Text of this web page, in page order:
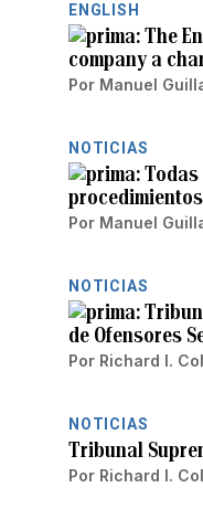
ENGLISH
The
company a
Por Manuel
NOTICIAS
Todas
Por Manuel
NOTICIAS
de Ofensores
Por Richard I.
NOTICIAS
Tribunal
Por Richard I.